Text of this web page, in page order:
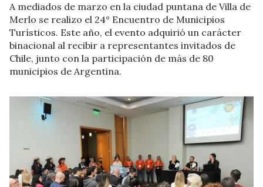
A mediados de marzo en la ciudad puntana de Villa de
Merlo se realizo el 24° Encuentro de Municipios
Turísticos. Este año, el evento adquirió un carácter
binacional al recibir a representantes invitados de
Chile, junto con la participación de más de 80
municipios de Argentina.